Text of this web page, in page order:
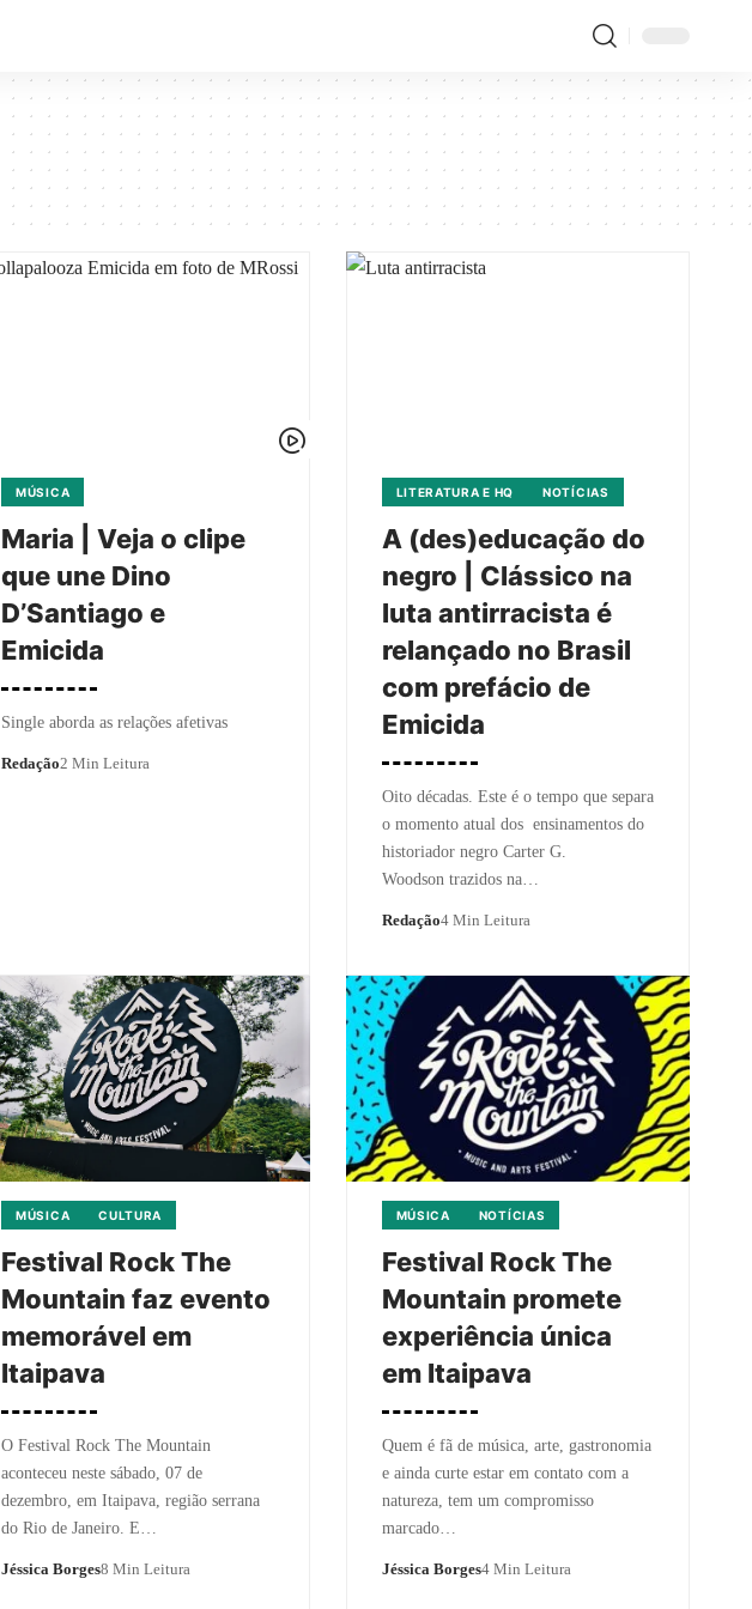
MÚSICA
Maria | Veja o clipe
que une Dino
D’Santiago e
Emicida
Single aborda as relações afetivas
Redação2 Min Leitura
LITERATURA E HQ NOTÍCIAS
A (des)educação do
negro | Clássico na
luta antirracista é
relançado no Brasil
com prefácio de
Emicida
Oito décadas. Este é o tempo que separa
o momento atual dos ensinamentos do
historiador negro Carter G.
Woodson trazidos na…
Redação4 Min Leitura
MÚSICA CULTURA
Festival Rock The
Mountain faz evento
memorável em
Itaipava
O Festival Rock The Mountain
aconteceu neste sábado, 07 de
dezembro, em Itaipava, região serrana
do Rio de Janeiro. E…
Jéssica Borges8 Min Leitura
MÚSICA NOTÍCIAS
Festival Rock The
Mountain promete
experiência única
em Itaipava
Quem é fã de música, arte, gastronomia
e ainda curte estar em contato com a
natureza, tem um compromisso
marcado…
Jéssica Borges4 Min Leitura